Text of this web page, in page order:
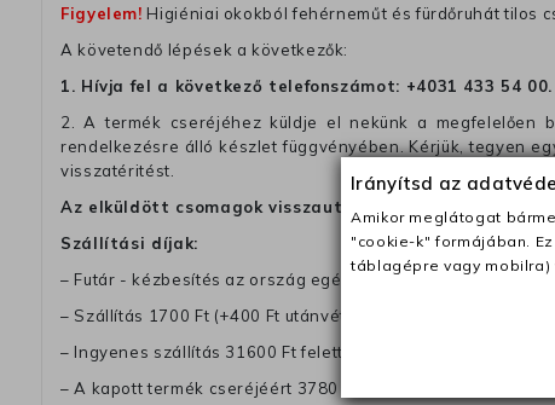
Figyelem! Higiéniai okokból fehérneműt és fürdőruhát tilos
A követendő lépések a következők:
1. Hívja fel a következő telefonszámot: +4031 433 54 00.
2. A termék cseréjéhez küldje el nekünk a megfelelően
rendelkezésre álló készlet függvényében. Kérjük, tegyen
visszatéritést.
Az elküldött csomagok visszautasításra kerülnek, ha
Szállítási díjak:
– Futár - kézbesítés az ország egész területén, 2-3
– Szállítás 1700 Ft (+400 Ft utánvéttel)
– Ingyenes szállítás 31600 Ft feletti megrendeléseknél (+400
– A kapott termék cseréjéért 3780 Ft szállítási díjat
Irányítsd az
Amikor meglátogat
"cookie-k" formájában.
táblagépre vagy mobilra)